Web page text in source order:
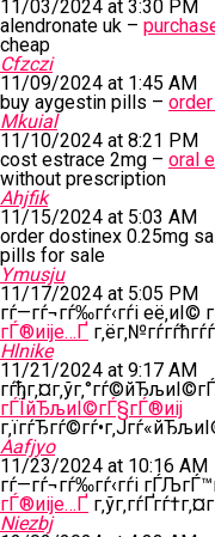
11/03/2024 at 3:30 PM
alendronate uk –
cheap
Cfzczi
11/09/2024 at 1:45 AM
buy aygestin pills –
Mkuial
11/10/2024 at 8:21 PM
cost estrace 2mg – oral
without prescription
Ahjfik
11/15/2024 at 5:03 AM
order dostinex 0.25mg
pills for sale
Ymusju
11/17/2024 at 5:05 PM
гѓ—гѓ¬гѓ‰гѓ‹гѓі
гЃ®иіје…Ґ
Hlnike
11/21/2024 at 9:17 AM
гЃЇйЂљиІ©гЃ§гЃ®иіј
Aafjyo
11/23/2024 at 10:16 AM
гѓ—гѓ¬гѓ‰гѓ‹гѓі
гЃ®иіје…Ґ
Niezbj